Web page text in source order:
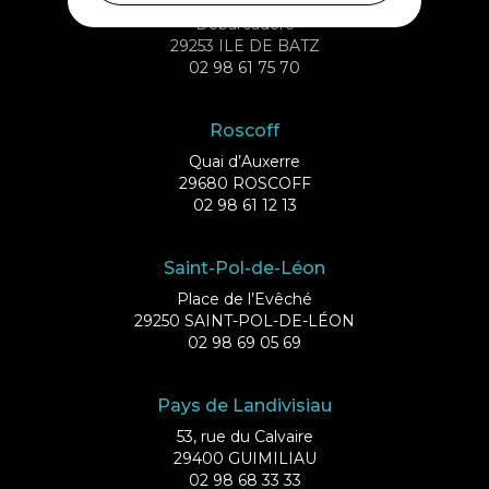
Débarcadère
29253 ILE DE BATZ
02 98 61 75 70
Roscoff
Quai d’Auxerre
29680 ROSCOFF
02 98 61 12 13
Saint-Pol-de-Léon
Place de l’Evêché
29250 SAINT-POL-DE-LÉON
02 98 69 05 69
Pays de Landivisiau
53, rue du Calvaire
29400 GUIMILIAU
02 98 68 33 33